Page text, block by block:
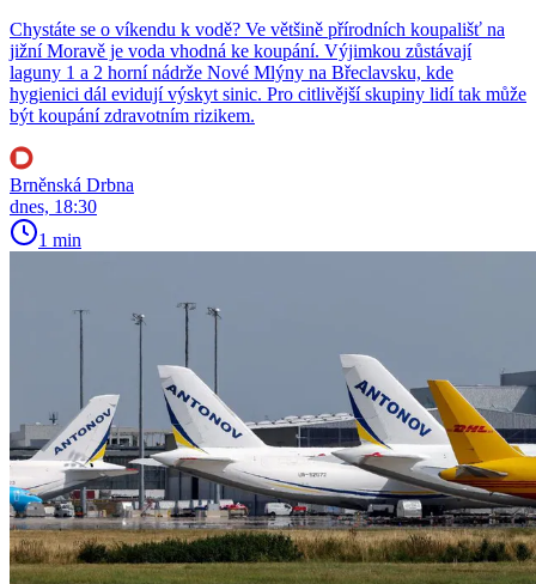
Chystáte se o víkendu k vodě? Ve většině přírodních koupališť na
jižní Moravě je voda vhodná ke koupání. Výjimkou zůstávají
laguny 1 a 2 horní nádrže Nové Mlýny na Břeclavsku, kde
hygienici dál evidují výskyt sinic. Pro citlivější skupiny lidí tak může
být koupání zdravotním rizikem.
Brněnská Drbna
dnes, 18:30
1 min